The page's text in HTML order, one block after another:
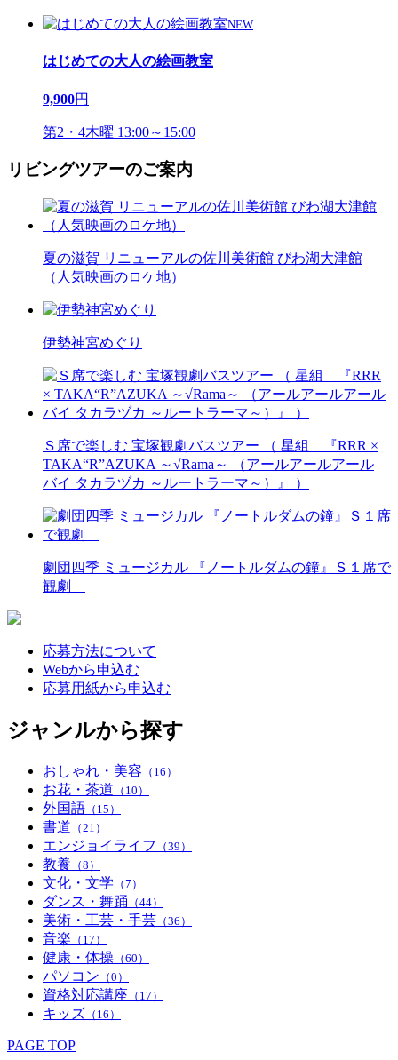
NEW
はじめての大人の絵画教室
9,900円
第2・4木曜 13:00～15:00
リビングツアーのご案内
夏の滋賀 リニューアルの佐川美術館 びわ湖大津館
（人気映画のロケ地）
伊勢神宮めぐり
Ｓ席で楽しむ 宝塚観劇バスツアー （ 星組 『RRR ×
TAKA“R”AZUKA ～√Rama～ （アールアールアール
バイ タカラヅカ ～ルートラーマ～）』 ）
劇団四季 ミュージカル 『ノートルダムの鐘』Ｓ１席で
観劇
応募方法について
Webから申込む
応募用紙から申込む
ジャンルから探す
おしゃれ・美容 （16）
お花・茶道 （10）
外国語 （15）
書道 （21）
エンジョイライフ （39）
教養 （8）
文化・文学 （7）
ダンス・舞踊 （44）
美術・工芸・手芸 （36）
音楽 （17）
健康・体操 （60）
パソコン （0）
資格対応講座 （17）
キッズ （16）
PAGE TOP